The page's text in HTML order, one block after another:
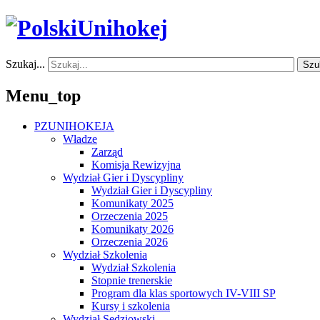
Szukaj...
Menu_top
PZUNIHOKEJA
Władze
Zarząd
Komisja Rewizyjna
Wydział Gier i Dyscypliny
Wydział Gier i Dyscypliny
Komunikaty 2025
Orzeczenia 2025
Komunikaty 2026
Orzeczenia 2026
Wydział Szkolenia
Wydział Szkolenia
Stopnie trenerskie
Program dla klas sportowych IV-VIII SP
Kursy i szkolenia